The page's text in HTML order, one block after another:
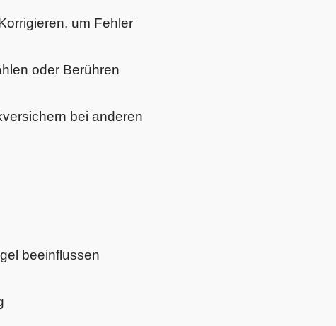
um Fehler
oder Berühren
bei anderen
beeinflussen